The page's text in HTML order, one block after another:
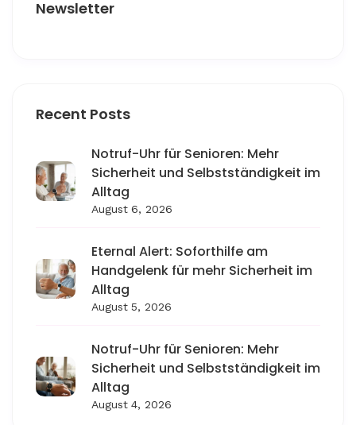
Newsletter
Recent Posts
Notruf-Uhr für Senioren: Mehr
Sicherheit und Selbstständigkeit im
Alltag
August 6, 2026
Eternal Alert: Soforthilfe am
Handgelenk für mehr Sicherheit im
Alltag
August 5, 2026
Notruf-Uhr für Senioren: Mehr
Sicherheit und Selbstständigkeit im
Alltag
August 4, 2026